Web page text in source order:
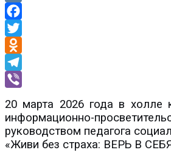
VK
Facebook
Twitter
Odnoklassniki
Telegram
20 марта 2026 года в холле
информационно-
руководством педагога
«Живи без страха: ВЕРЬ В